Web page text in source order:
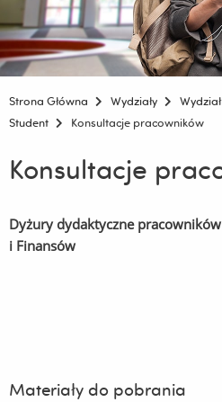
Strona Główna Wydziały
Student
Konsultacje pracowników
Konsultacje
Dyżury dydaktyczne
i Finansów
Materiały do pobrania